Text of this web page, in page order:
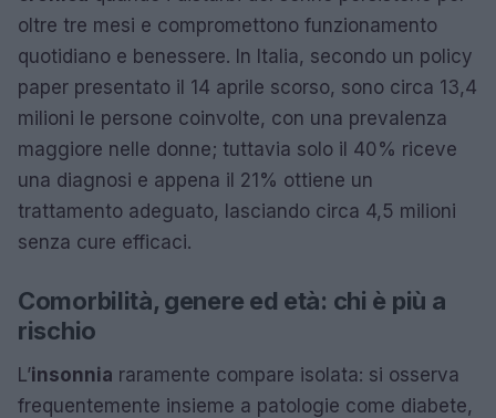
oltre tre mesi e compromettono funzionamento
quotidiano e benessere. In Italia, secondo un policy
paper presentato il 14 aprile scorso, sono circa 13,4
milioni le persone coinvolte, con una prevalenza
maggiore nelle donne; tuttavia solo il 40% riceve
una diagnosi e appena il 21% ottiene un
trattamento adeguato, lasciando circa 4,5 milioni
senza cure efficaci.
Comorbilità, genere ed età: chi è più a
rischio
L’insonnia raramente compare isolata: si osserva
frequentemente insieme a patologie come diabete,